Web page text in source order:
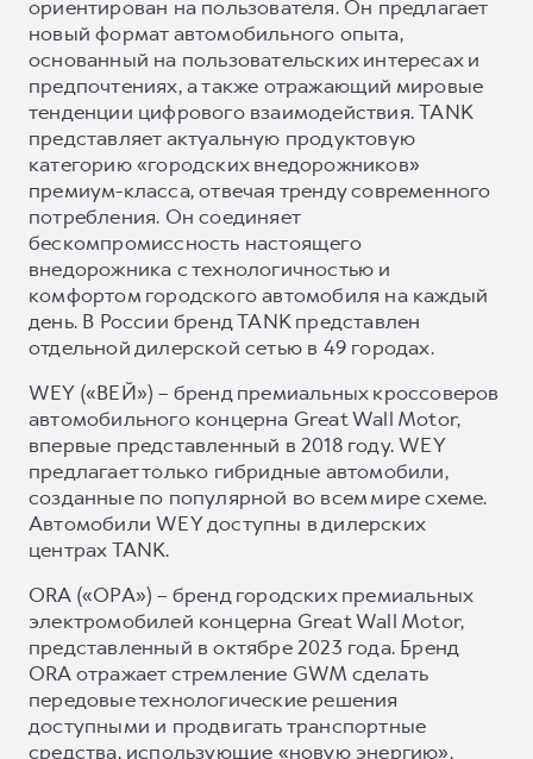
ориентирован на пользователя. Он предлагает
новый формат автомобильного опыта,
основанный на пользовательских интересах и
предпочтениях, а также отражающий мировые
тенденции цифрового взаимодействия. TANK
представляет актуальную продуктовую
категорию «городских внедорожников»
премиум-класса, отвечая тренду современного
потребления. Он соединяет
бескомпромиссность настоящего
внедорожника с технологичностью и
комфортом городского автомобиля на каждый
день. В России бренд TANK представлен
отдельной дилерской сетью в 49 городах.
WEY («ВЕЙ») – бренд премиальных кроссоверов
автомобильного концерна Great Wall Motor,
впервые представленный в 2018 году. WEY
предлагает только гибридные автомобили,
созданные по популярной во всем мире схеме.
Автомобили WEY доступны в дилерских
центрах TANK.
ORA («ОРА») – бренд городских премиальных
электромобилей концерна Great Wall Motor,
представленный в октябре 2023 года. Бренд
ORA отражает стремление GWM сделать
передовые технологические решения
доступными и продвигать транспортные
средства, использующие «новую энергию».